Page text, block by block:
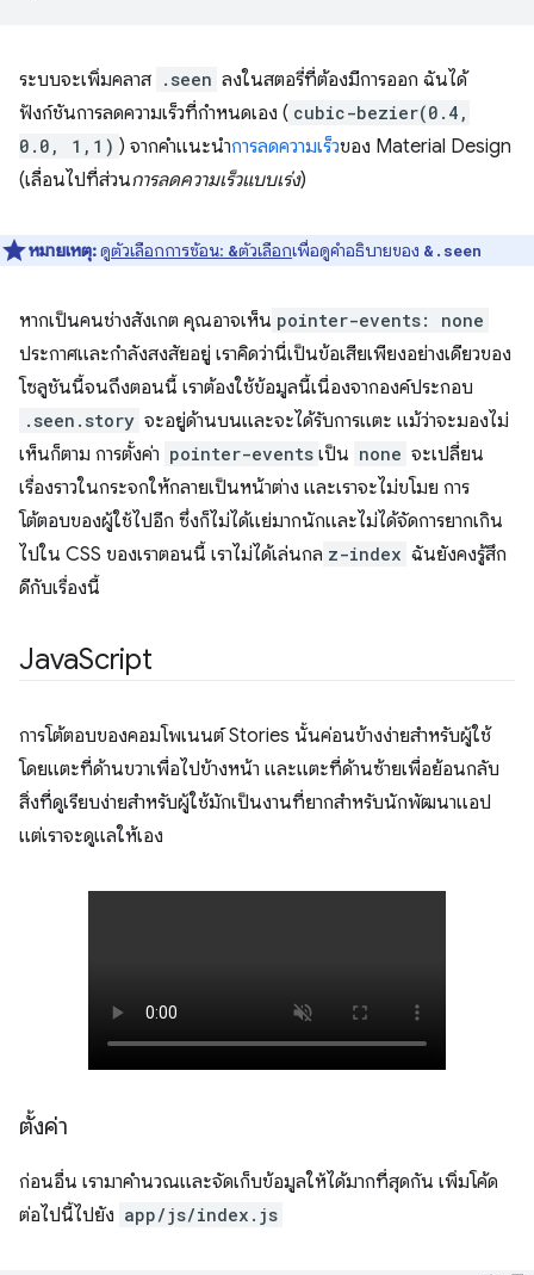
ระบบจะเพิ่มคลาส .seen ลงในสตอรี่ที่ต้องมีการออก ฉันได้
ฟังก์ชันการลดความเร็วที่กำหนดเอง ( cubic-bezier(0.4,
0.0, 1,1) ) จากคำแนะนำการลดความเร็วของ Material Design
(เลื่อนไปที่ส่วนการลดความเร็วแบบเร่ง)
หมายเหตุ:ดูตัวเลือกการซ้อน: &ตัวเลือกเพื่อดูคำอธิบายของ &.seen
หากเป็นคนช่างสังเกต คุณอาจเห็น pointer-events: none
ประกาศและกำลังสงสัยอยู่ เราคิดว่านี่เป็นข้อเสียเพียงอย่างเดียวของ
โซลูชันนี้จนถึงตอนนี้ เราต้องใช้ข้อมูลนี้เนื่องจากองค์ประกอบ
.seen.story จะอยู่ด้านบนและจะได้รับการแตะ แม้ว่าจะมองไม่
เห็นก็ตาม การตั้งค่า pointer-events เป็น none จะเปลี่ยน
เรื่องราวในกระจกให้กลายเป็นหน้าต่าง และเราจะไม่ขโมย การ
โต้ตอบของผู้ใช้ไปอีก ซึ่งก็ไม่ได้แย่มากนักและไม่ได้จัดการยากเกิน
ไปใน CSS ของเราตอนนี้ เราไม่ได้เล่นกล z-index ฉันยังคงรู้สึก
ดีกับเรื่องนี้
JavaScript
การโต้ตอบของคอมโพเนนต์ Stories นั้นค่อนข้างง่ายสำหรับผู้ใช้
โดยแตะที่ด้านขวาเพื่อไปข้างหน้า และแตะที่ด้านซ้ายเพื่อย้อนกลับ
สิ่งที่ดูเรียบง่ายสำหรับผู้ใช้มักเป็นงานที่ยากสำหรับนักพัฒนาแอป
แต่เราจะดูแลให้เอง
ตั้งค่า
ก่อนอื่น เรามาคำนวณและจัดเก็บข้อมูลให้ได้มากที่สุดกัน เพิ่มโค้ด
ต่อไปนี้ไปยัง app/js/index.js